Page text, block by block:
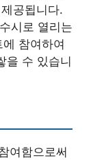
공됩니다.
시로 열리는
참여하여
을 수 있습니
여함으로써